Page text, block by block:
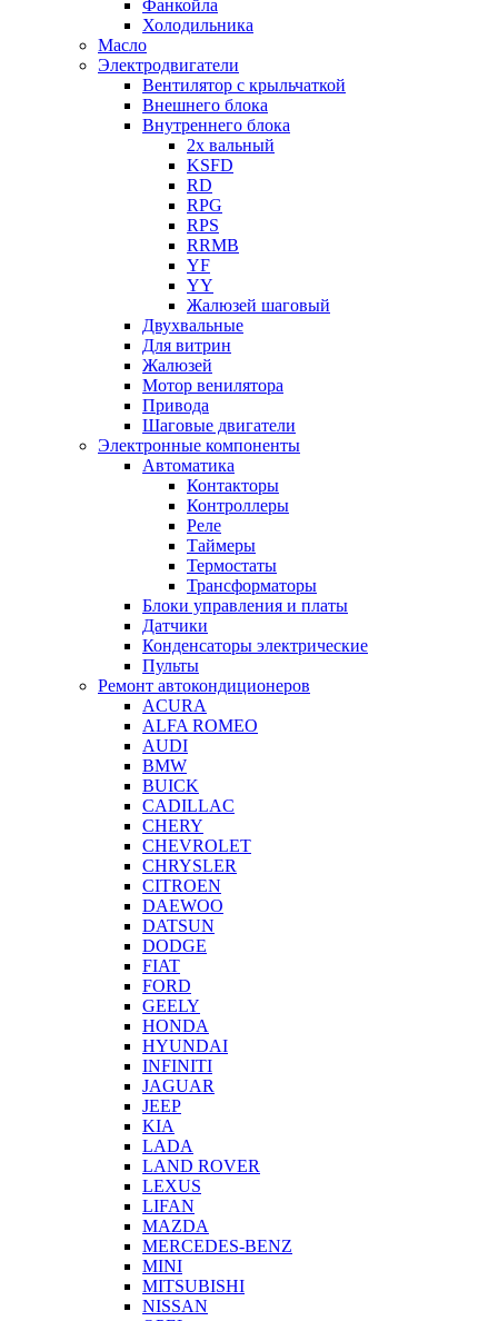
Фанкойла
Холодильника
Масло
Электродвигатели
Вентилятор с крыльчаткой
Внешнего блока
Внутреннего блока
2х вальный
KSFD
RD
RPG
RPS
RRMB
YF
YY
Жалюзей шаговый
Двухвальные
Для витрин
Жалюзей
Мотор венилятора
Привода
Шаговые двигатели
Электронные компоненты
Автоматика
Контакторы
Контроллеры
Реле
Таймеры
Термостаты
Трансформаторы
Блоки управления и платы
Датчики
Конденсаторы электрические
Пульты
Ремонт автокондиционеров
ACURA
ALFA ROMEO
AUDI
BMW
BUICK
CADILLAC
CHERY
CHEVROLET
CHRYSLER
CITROEN
DAEWOO
DATSUN
DODGE
FIAT
FORD
GEELY
HONDA
HYUNDAI
INFINITI
JAGUAR
JEEP
KIA
LADA
LAND ROVER
LEXUS
LIFAN
MAZDA
MERCEDES-BENZ
MINI
MITSUBISHI
NISSAN